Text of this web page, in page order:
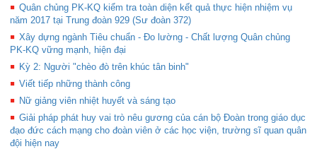
Quân chủng PK-KQ kiểm tra toàn diện kết quả thực hiện nhiệm vụ
năm 2017 tại Trung đoàn 929 (Sư đoàn 372)
Xây dựng ngành Tiêu chuẩn - Đo lường - Chất lượng Quân chủng
PK-KQ vững mạnh, hiện đại
Kỳ 2: Người "chèo đò trên khúc tân binh"
Viết tiếp những thành công
Nữ giảng viên nhiệt huyết và sáng tạo
Giải pháp phát huy vai trò nêu gương của cán bộ Đoàn trong giáo dục
đạo đức cách mạng cho đoàn viên ở các học viện, trường sĩ quan quân
đội hiện nay